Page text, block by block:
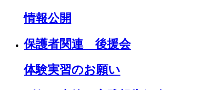
情報公開
保護者関連 後援会
体験実習のお願い